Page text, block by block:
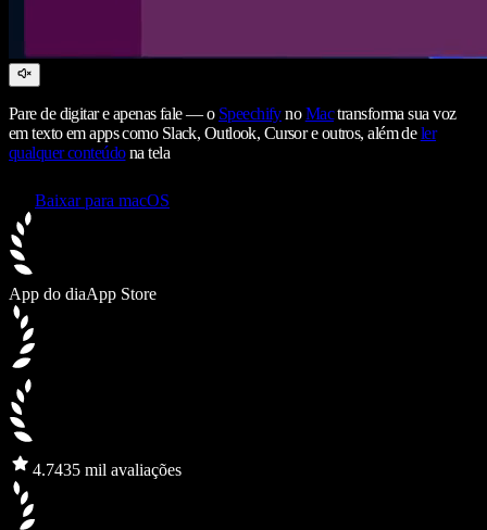
Pare de digitar e apenas fale — o SpeechifynoMactransforma sua voz
em texto em apps como Slack, Outlook, Cursor e outros, além deler
qualquer conteúdona tela
Baixar para macOS
App do diaApp Store
4.7435 mil avaliações